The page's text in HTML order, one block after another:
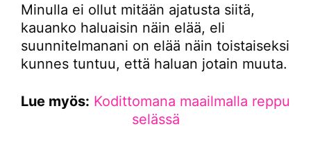
Minulla ei ollut mitään ajatusta siitä,
kauanko haluaisin näin elää, eli
suunnitelmanani on elää näin toistaiseksi
kunnes tuntuu, että haluan jotain muuta.
Lue myös: Kodittomana maailmalla reppu
selässä